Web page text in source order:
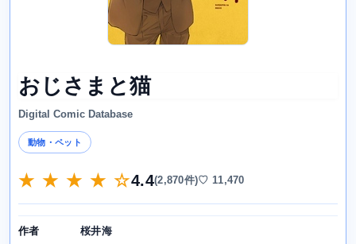
おじさまと猫
Digital Comic Database
動物・ペット
★ ★ ★ ★ ☆4.4(2,870件)♡ 11,470
作者 桜井海